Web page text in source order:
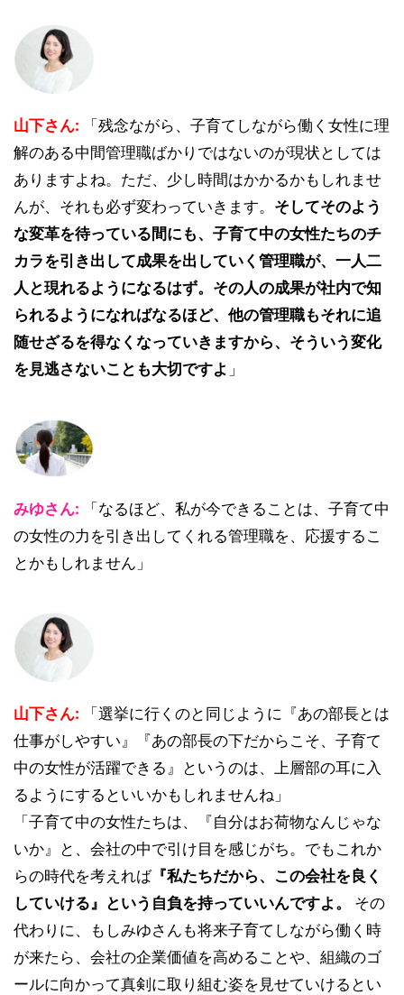
山下さん:
「残念ながら、子育てしながら働く女性に理
解のある中間管理職ばかりではないのが現状としては
ありますよね。ただ、少し時間はかかるかもしれませ
んが、それも必ず変わっていきます。 そしてそのよう
な変革を待っている間にも、子育て中の女性たちのチ
カラを引き出して成果を出していく管理職が、一人二
人と現れるようになるはず。その人の成果が社内で知
られるようになればなるほど、他の管理職もそれに追
随せざるを得なくなっていきますから、そういう変化
を見逃さないことも大切ですよ 」
みゆさん:
「なるほど、私が今できることは、子育て中
の女性の力を引き出してくれる管理職を、応援するこ
とかもしれません」
山下さん:
「選挙に行くのと同じように『あの部長とは
仕事がしやすい』『あの部長の下だからこそ、子育て
中の女性が活躍できる』というのは、上層部の耳に入
るようにするといいかもしれませんね」
「子育て中の女性たちは、『自分はお荷物なんじゃな
いか』と、会社の中で引け目を感じがち。でもこれか
らの時代を考えれば『私たちだから、この会社を良く
していける』という自負を持っていいんですよ。 その
代わりに、もしみゆさんも将来子育てしながら働く時
が来たら、会社の企業価値を高めることや、組織のゴ
ールに向かって真剣に取り組む姿を見せていけるとい